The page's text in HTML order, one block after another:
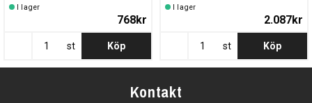
I lager
768kr
st Köp
I lager
2.087kr
st Köp
Kontakt